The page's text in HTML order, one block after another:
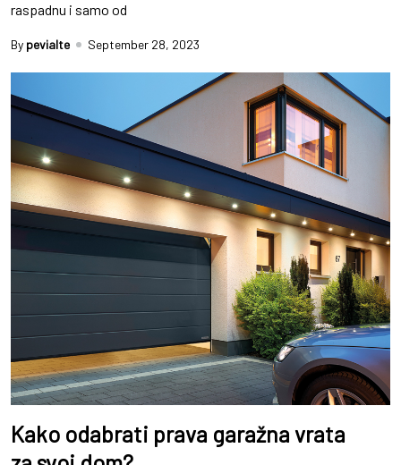
raspadnu i samo od
By pevialte September 28, 2023
Kako odabrati prava garažna vrata